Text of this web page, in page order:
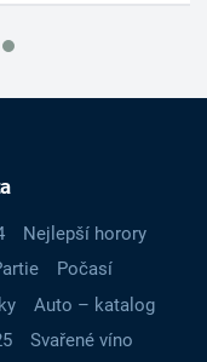
Nejlepší horory
Počasí
Auto – katalog
Svařené víno